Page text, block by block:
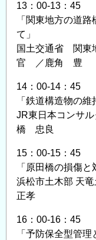
ラ
検
査・
維
管
理
展」
の
案
内
の
13：00-13：45
「関東地方の道
て」
国土交通省 関東
官 ／鹿角 豊
14：00-14：45
「鉄道構造物の維
JR東日本コンサ
橋 忠良
15：00-15：45
「原田橋の損傷と
浜松市土木部 天
正孝
16：00-16：45
「予防保全型管